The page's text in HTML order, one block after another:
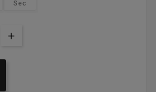
Sec